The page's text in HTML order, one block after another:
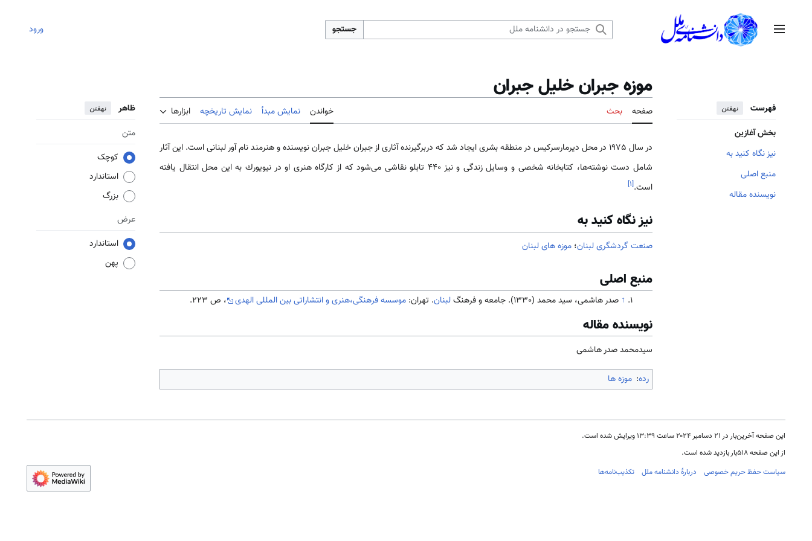
منوی اصلی جستجو ورود
فهرست نهفتن
بخش آغازین
نیز نگاه کنید به
منبع اصلی
نویسنده مقاله
موزه جبران خليل جبران
صفحه بحث خواندن نمایش مبدأ نمایش تاریخچه ابزارها ظاهر نهفتن
متن
کوچک
استاندارد
بزرگ
عرض
استاندارد
پهن
در سال 1975 در محل دیرمارسركیس در منطقه بشری ایجاد شد كه دربرگیرنده آثاری از جبران خلیل جبران نویسنده و هنرمند نام آور لبنانی است. این آثار
شامل دست نوشته‌‌ها، كتابخانه شخصی و وسایل زندگی و نیز 440 تابلو نقاشی می‌شود كه از كارگاه هنری او در نیویورك به این محل انتقال یافته
است.[۱]
نیز نگاه کنید به
صنعت گردشگری لبنان؛ موزه های لبنان
منبع اصلی
↑ صدر هاشمی، سید محمد (1330). جامعه و فرهنگ لبنان. تهران: موسسه فرهنگی،هنری و انتشاراتی بین المللی الهدی ، ص 223.
نویسنده مقاله
سیدمحمد صدر هاشمی
رده: موزه ها
این صفحه آخرین‌بار در ‏۲۱ دسامبر ۲۰۲۴ ساعت ‏۱۳:۳۹ ویرایش شده است.
از این صفحه ۵۱۸بار بازدید شده است.
سیاست حفظ حریم خصوصی
دربارهٔ دانشنامه ملل تکذیب‌نامه‌ها